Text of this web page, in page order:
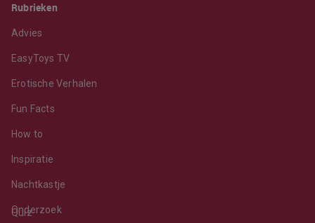
Rubrieken
Advies
EasyToys TV
Erotische Verhalen
Fun Facts
How to
Inspiratie
Nachtkastje
Onderzoek
Quiz